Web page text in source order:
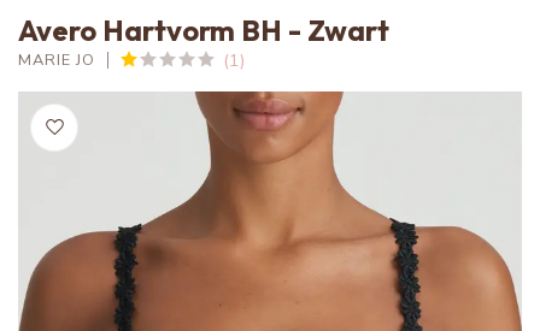
Avero Hartvorm BH - Zwart
MARIE JO (1)